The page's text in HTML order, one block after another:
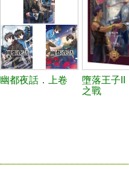
幽都夜話．上卷
墮落王子II
之戰